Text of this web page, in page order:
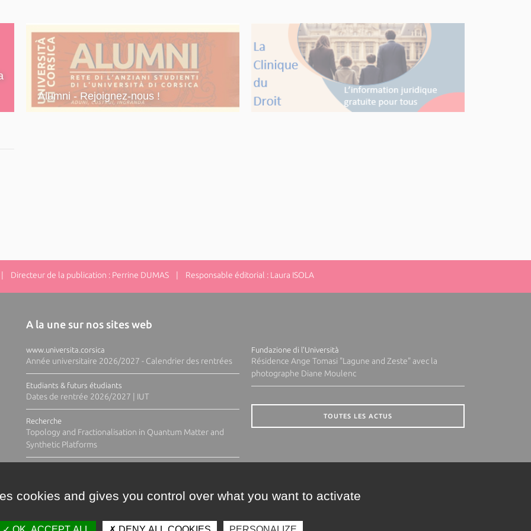
sur RIESCITA
Alumni - Rejoignez-nous !
Directeur de la publication : Perrine DUMAS | Responsable éditorial : Laura ISOLA
A la une sur nos sites web
www.universita.corsica
Année universitaire 2026/2027 - Calendrier des rentrées
Etudiants & futurs étudiants
Dates de rentrée 2026/2027 | IUT
Recherche
Topology and Fractionalisation in Quantum Matter and
Synthetic Platforms
Fundazione di l'Università
Résidence Ange Tomasi "Lagune and Zeste" avec la
photographe Diane Moulenc
TOUTES LES ACTUS
cookies and gives you control over what you want to activate